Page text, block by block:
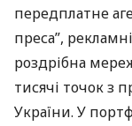
передплатне
преса”,
роздрібна
тисячі точок з
України. У